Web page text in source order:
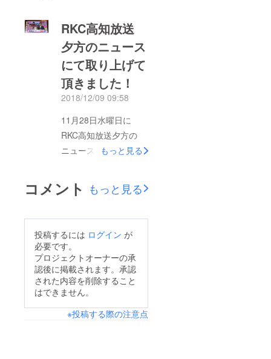
RKC高知放送
夕方のニュース
にて取り上げて
頂きました！
2018/12/09 09:58
11月28日水曜日に
RKC高知放送夕方の
ニュース こうちeye
撮資料映像保存プロ
ジェクト」を取り上げ
ますので是非ご覧くだ
さい。
https://www.youtube.c
om/watch?
p;t=30s現在も高知市
もっと見る
コメント もっと見る
投稿するには ログイン が
必要です。
プロジェクトオーナーの承
認後に掲載されます。承認
された内容を削除すること
はできません。
※投稿する際の注意点